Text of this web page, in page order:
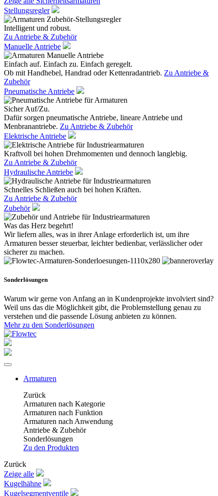
Stellungsregler
Intelligent und robust.
Zu Antriebe & Zubehör
Manuelle Antriebe
Einfach auf. Einfach zu. Einfach geregelt.
Ob mit Handhebel, Handrad oder Kettenradantrieb. Zu Antriebe &
Zubehör
Pneumatische Antriebe
Sicher Auf/Zu.
Dafür sorgen pneumatische Antriebe, lineare Antriebe und
Menbranantriebe. Zu Antriebe & Zubehör
Elektrische Antriebe
Kraftvoll bei hohen Drehmomenten und dennoch langlebig.
Zu Antriebe & Zubehör
Hydraulische Antriebe
Schnelles Schließen auch bei hohen Kräften.
Zu Antriebe & Zubehör
Zubehör
Was das Herz begehrt!
Wir liefern alles, was in ihrer Anlage erforderlich ist, um ihre
Armaturen besser steuerbar, leichter bedienbar, verlässlicher oder
sicherer zu machen.
Sonderlösungen
Warum wir gerne von Anfang an in Kundenprojekte involviert sind?
Weil uns das die Möglichkeit gibt, die Problemstellung genau zu
verstehen und die passende Lösung anbieten zu können.
Mehr zu den Sonderlösungen
Armaturen
Zurück
Armaturen nach Kategorie
Armaturen nach Funktion
Armaturen nach Anwendung
Antriebe & Zubehör
Sonderlösungen
Zu den Produkten
Zurück
Zeige alle
Kugelhähne
Kugelsegmentventile